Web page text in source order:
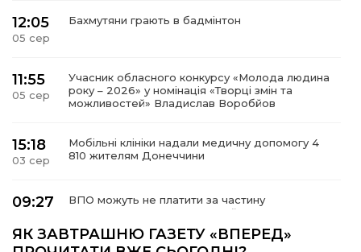
12:05
05 сер
Бахмутяни грають в бадмінтон
11:55
05 сер
Учасник обласного конкурсу «Молода людина
року – 2026» у номінація «Творці змін та
можливостей» Владислав Воробйов
15:18
03 сер
Мобільні клініки надали медичну допомогу 4
810 жителям Донеччини
09:27
ВПО можуть не платити за частину
комунальних послуг: про що йдеться
ЯК ЗАВТРАШНЮ ГАЗЕТУ «ВПЕРЕД»